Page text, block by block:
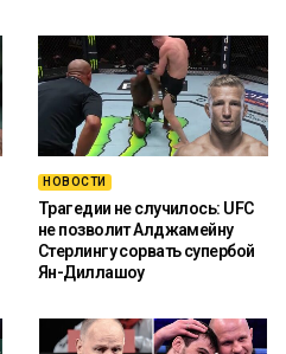
НОВОСТИ
Трагедии не случилось: UFC
не позволит Алджамейну
Стерлингу сорвать супербой
Ян-Диллашоу